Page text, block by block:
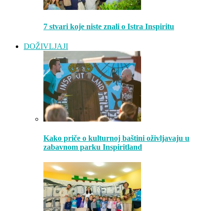
7 stvari koje niste znali o Istra Inspiritu
DOŽIVLJAJI
Kako priče o kulturnoj baštini oživljavaju u
zabavnom parku Inspiritland